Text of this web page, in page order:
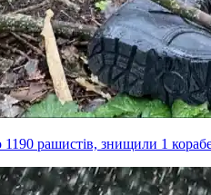
рашистів, знищили 1